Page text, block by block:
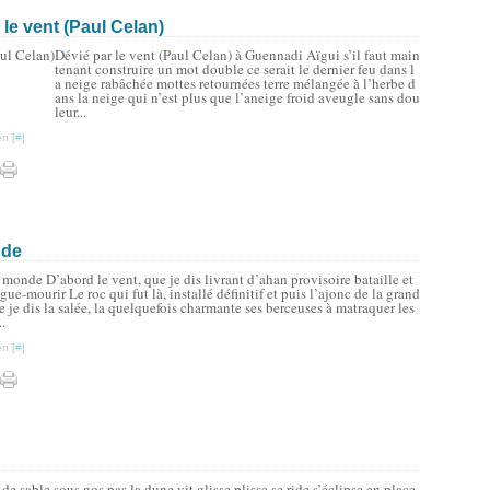
vent (Paul Celan)
Dévié par le vent (Paul Celan) à Guennadi Aïgui s’il faut main
tenant construire un mot double ce serait le dernier feu dans l
a neige rabâchée mottes retournées terre mélangée à l’herbe d
ans la neige qui n’est plus que l’aneige froid aveugle sans dou
leur...
[#]
D’abord le vent, que je dis livrant d’ahan provisoire bataille et
mourir Le roc qui fut là, installé définitif et puis l’ajonc de la grand
je dis la salée, la quelquefois charmante ses berceuses à matraquer les
[#]